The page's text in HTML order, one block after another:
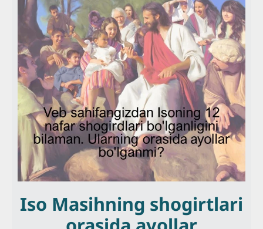
Iso Masihning shogirtlari